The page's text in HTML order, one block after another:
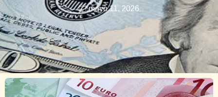
mayo 11, 2026